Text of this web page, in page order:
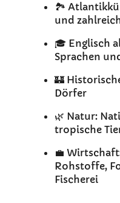
🏞️
und
🎓 Englisch
Sprachen
🏰
Dörfer
🌿 Natur:
tropische
💼
Rohstoffe,
Fischerei